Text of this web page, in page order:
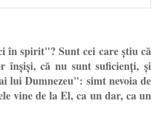
în spirit"? Sunt cei care știu că
înșiși, că nu sunt suficienți, și
lui Dumnezeu": simt nevoia de
vine de la El, ca un dar, ca un